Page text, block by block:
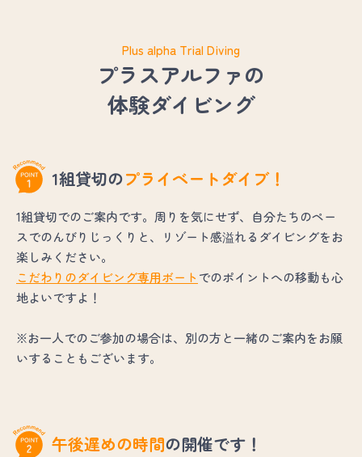
Plus alpha Trial Diving
プラスアルファの
体験ダイビング
1組貸切のプライベートダイブ！
1組貸切でのご案内です。周りを気にせず、自分たちのペー
スでのんびりじっくりと、リゾート感溢れるダイビングをお
楽しみください。
こだわりのダイビング専用ボート でのポイントへの移動も心
地よいですよ！
※お一人でのご参加の場合は、別の方と一緒のご案内をお願
いすることもございます。
午後遅めの時間の開催です！